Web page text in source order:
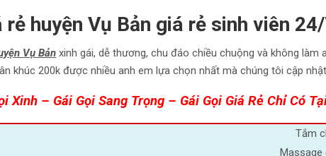
rẻ huyện Vụ Bản giá rẻ sinh viên
Vụ Bản xinh gái, dễ thương, chu đáo chiều chuộng và không làm
khúc 200k được nhiều anh em lựa chọn nhất mà chúng tôi cập
Xinh – Gái Gọi Sang Trọng – Gái Gọi Giá Rẻ Chỉ Có
Tắm
Massage